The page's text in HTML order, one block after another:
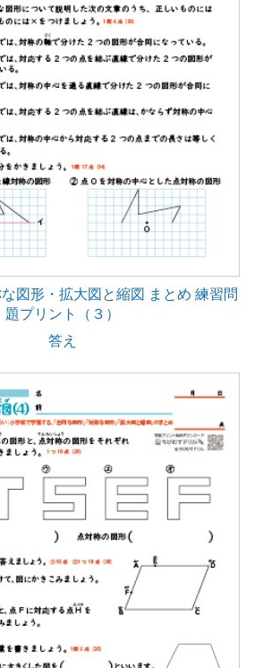
図形・拡大図と縮図 まとめ 練習問
題プリント（３）
答え